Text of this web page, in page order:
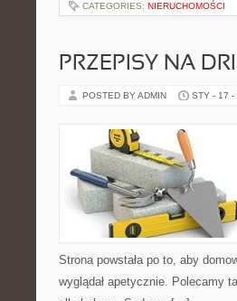
CATEGORIES: NIERUCHOMOŚCI
PRZEPISY NA
POSTED BY ADMIN STY - 17 -
Strona powstała po to, aby
wyglądał apetycznie. Polecamy